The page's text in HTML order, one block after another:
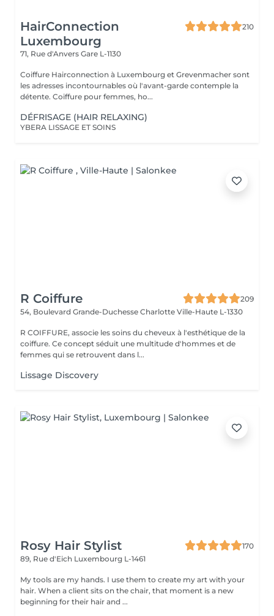
HairConnection
Luxembourg
210
71, Rue d'Anvers Gare L-1130
Coiffure Hairconnection à Luxembourg et Grevenmacher sont
les adresses incontournables où l'avant-garde contemple la
détente. Coiffure pour femmes, ho...
DÉFRISAGE (HAIR RELAXING)
YBERA LISSAGE ET SOINS
R Coiffure
209
54, Boulevard Grande-Duchesse Charlotte Ville-Haute L-1330
R COIFFURE, associe les soins du cheveux à l'esthétique de la
coiffure. Ce concept séduit une multitude d'hommes et de
femmes qui se retrouvent dans l...
Lissage Discovery
Rosy Hair Stylist
170
89, Rue d'Eich Luxembourg L-1461
My tools are my hands. I use them to create my art with your
hair. When a client sits on the chair, that moment is a new
beginning for their hair and ...